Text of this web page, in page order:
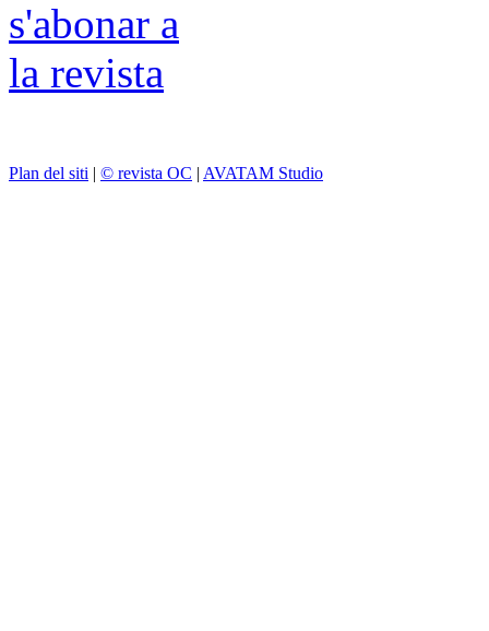
Plan del siti | © revista OC | AVATAM Studio